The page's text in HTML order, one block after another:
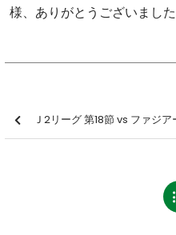
様、ありがとうございました
Ｊ2リーグ 第18節 vs ファジ